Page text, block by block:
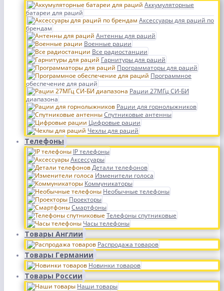
Аккумуляторные
батареи для раций
Аксессуары для раций по
брендам
Антенны для раций
Военные рации
Все радиостанции
Гарнитуры для раций
Программаторы для раций
Программное
обеспечение для раций
Рации 27МГц СИ-БИ
диапазона
Рации для горнолыжников
Спутниковые антенны
Цифровые рации
Чехлы для раций
Телефоны
IP телефоны
Аксессуары
Детали телефонов
Изменители голоса
Коммуникаторы
Необычные телефоны
Проекторы
Смартфоны
Телефоны спутниковые
Часы телефоны
Товары Англии
Распродажа товаров
Товары Германии
Новинки товаров
Товары России
Наши товары